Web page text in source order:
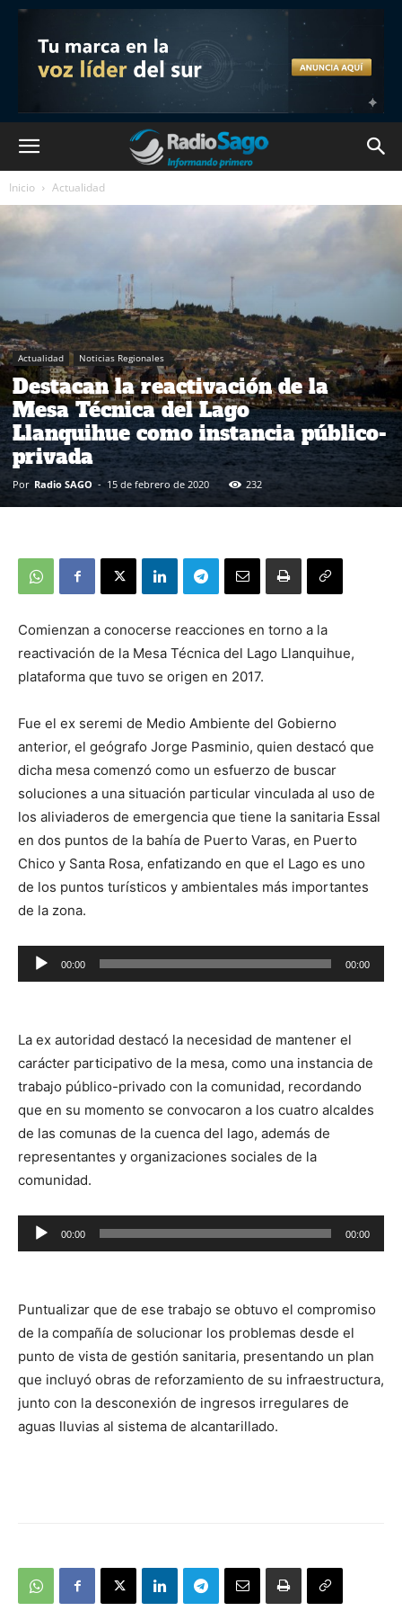
Inicio Actualidad
Actualidad Noticias Regionales
Destacan la reactivación de la
Mesa Técnica del Lago
Llanquihue como instancia público-
privada
Por Radio SAGO - 15 de febrero de 2020 232
Comienzan a conocerse reacciones en torno a la
reactivación de la Mesa Técnica del Lago Llanquihue,
plataforma que tuvo se origen en 2017.
Fue el ex seremi de Medio Ambiente del Gobierno
anterior, el geógrafo Jorge Pasminio, quien destacó que
dicha mesa comenzó como un esfuerzo de buscar
soluciones a una situación particular vinculada al uso de
los aliviaderos de emergencia que tiene la sanitaria Essal
en dos puntos de la bahía de Puerto Varas, en Puerto
Chico y Santa Rosa, enfatizando en que el Lago es uno
de los puntos turísticos y ambientales más importantes
de la zona.
Reproductor
de
00:00 00:00
La ex autoridad destacó la necesidad de mantener el
carácter participativo de la mesa, como una instancia de
trabajo público-privado con la comunidad, recordando
que en su momento se convocaron a los cuatro alcaldes
de las comunas de la cuenca del lago, además de
representantes y organizaciones sociales de la
comunidad.
Reproductor
de
00:00 00:00
Puntualizar que de ese trabajo se obtuvo el compromiso
de la compañía de solucionar los problemas desde el
punto de vista de gestión sanitaria, presentando un plan
que incluyó obras de reforzamiento de su infraestructura,
junto con la desconexión de ingresos irregulares de
aguas lluvias al sistema de alcantarillado.